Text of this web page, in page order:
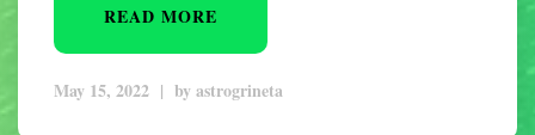
READ MORE
May 15, 2022 | byastrogrineta